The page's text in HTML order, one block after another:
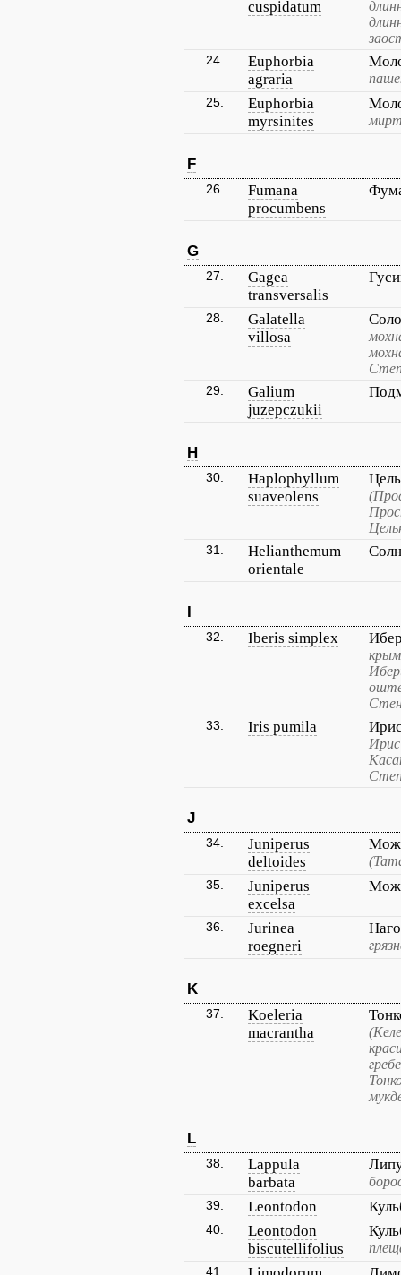
cuspidatum
24.
Euphorbia
agraria
25.
Euphorbia
myrsinites
F
26.
Fumana
procumbens
G
27.
Gagea
transversalis
28.
Galatella
villosa
29.
Galium
juzepczukii
H
30.
Haplophyllum
suaveolens
31.
Helianthemum
orientale
I
32. Iberis simplex
33. Iris pumila
J
34.
Juniperus
deltoides
35.
Juniperus
excelsa
36.
Jurinea
roegneri
K
37.
Koeleria
macrantha
L
38.
Lappula
barbata
39. Leontodon
40.
Leontodon
biscutellifolius
41.